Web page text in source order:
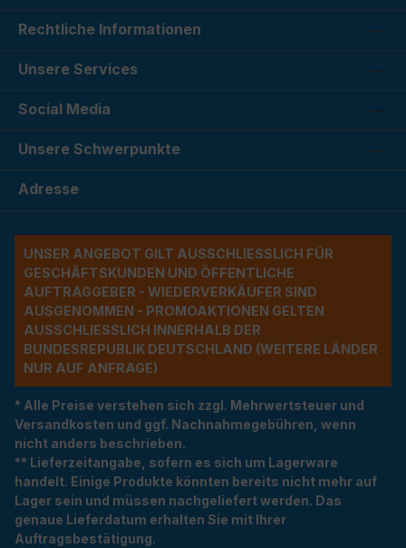
Rechtliche Informationen
Unsere Services
Social Media
Unsere Schwerpunkte
Adresse
UNSER ANGEBOT GILT AUSSCHLIESSLICH FÜR G
ESCHÄFTSKUNDEN UND ÖFFENTLICHE A
UFTRAGGEBER - WIEDERVERKÄUFER SIND A
USGENOMMEN - PROMOAKTIONEN GELTEN A
USSCHLIESSLICH INNERHALB DER BU
NDESREPUBLIK DEUTSCHLAND (WEITERE LÄNDER NU
R AUF ANFRAGE)
* Alle Preise verstehen sich zzgl. Mehrwertsteuer und
Versandkosten und ggf. Nachnahmegebühren, wenn
nicht anders beschrieben.
** Lieferzeitangabe, sofern es sich um Lagerware
handelt. Einige Produkte könnten bereits nicht mehr auf
Lager sein und müssen nachgeliefert werden. Das
genaue Lieferdatum erhalten Sie mit Ihrer
Auftragsbestätigung.